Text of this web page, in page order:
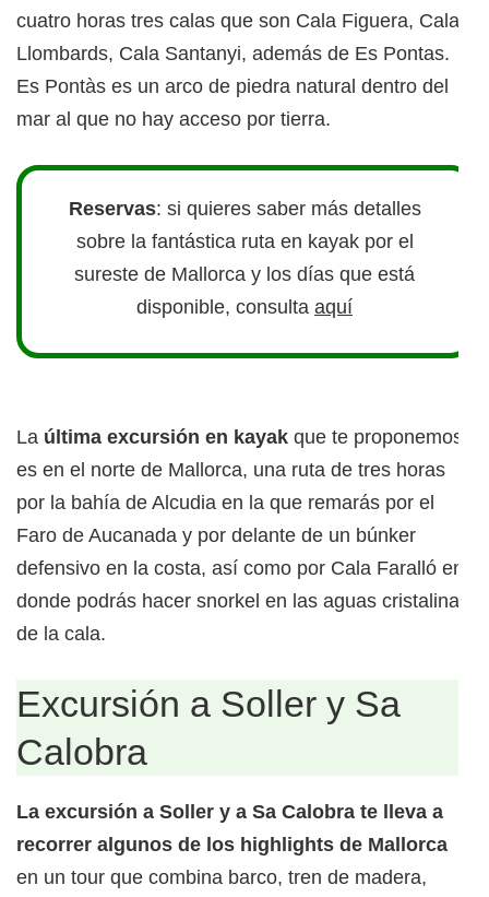
cuatro horas tres calas que son Cala Figuera, Cala
Llombards, Cala Santanyi, además de Es Pontas.
Es Pontàs es un arco de piedra natural dentro del
mar al que no hay acceso por tierra.
Reservas: si quieres saber más detalles
sobre la fantástica ruta en kayak por el
sureste de Mallorca y los días que está
disponible, consulta aquí
La última excursión en kayak que te proponemos
es en el norte de Mallorca, una ruta de tres horas
por la bahía de Alcudia en la que remarás por el
Faro de Aucanada y por delante de un búnker
defensivo en la costa, así como por Cala Faralló en
donde podrás hacer snorkel en las aguas cristalinas
de la cala.
Excursión a Soller y Sa
Calobra
La excursión a Soller y a Sa Calobra te lleva a
recorrer algunos de los highlights de Mallorca
en un tour que combina barco, tren de madera,